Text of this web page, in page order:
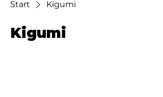
Start Kigumi
Kigumi